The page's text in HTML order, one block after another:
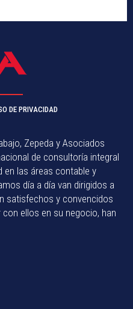
DE PRIVACIDAD
Zepeda y Asociados
de consultoría integral
en las áreas contable y
día a día van dirigidos a
satisfechos y convencidos
ellos en su negocio, han